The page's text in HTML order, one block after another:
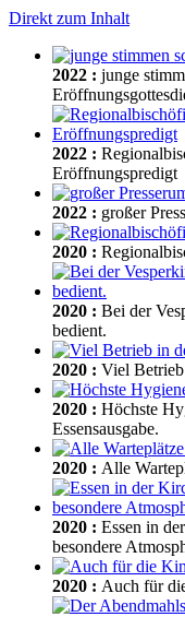
Direkt zum Inhalt
2022 : junge
2022 :
Eröffnungspredigt
2022 : großer
2020 :
2020 : Bei der
bedient.
2020 : Viel
2020 : Höchste
Essensausgabe.
2020 : Alle
2020 : Essen in
besondere
2020 : Auch für